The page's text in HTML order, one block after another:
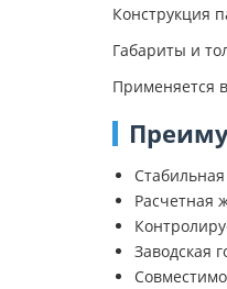
Конструкция
Габариты и
Применяется
Расчетная
Заводская